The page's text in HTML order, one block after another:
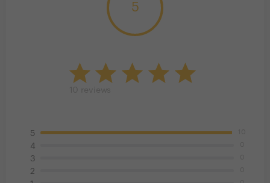
5
5
4
3
2